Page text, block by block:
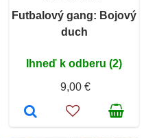
Futbalový gang: Bojový
duch
Ihneď k odberu (2)
9,00 €